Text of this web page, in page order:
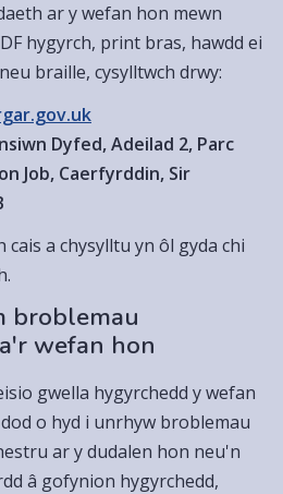
ar y wefan hon mewn
hygyrch, print bras, hawdd ei
braille, cysylltwch drwy:
Dyfed, Adeilad 2, Parc
Job, Caerfyrddin, Sir
cais a chysylltu yn ôl gyda chi
broblemau
wefan hon
gwella hygyrchedd y wefan
o hyd i unrhyw broblemau
ar y dudalen hon neu'n
â gofynion hygyrchedd,